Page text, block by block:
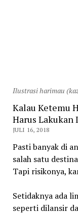
Ilustrasi harimau
Kalau Ketemu
Harus Lakukan
JULI 16, 2018
Pasti banyak di
salah satu
Tapi risikonya,
Setidaknya ada
seperti dilansir